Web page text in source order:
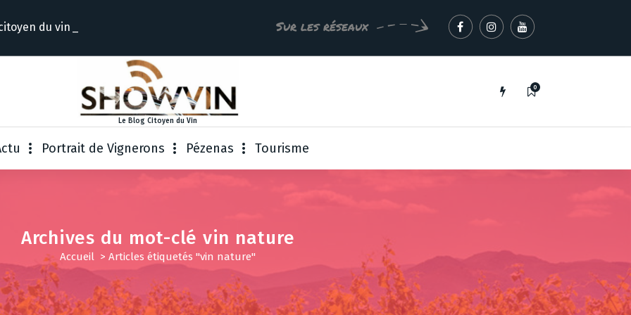
Sur les réseaux
Le Blog Citoyen du Vin
0
Portrait de Vignerons Pézenas Tourisme
Archives du mot-clé vin nature
Accueil > Articles étiquetés "vin nature"